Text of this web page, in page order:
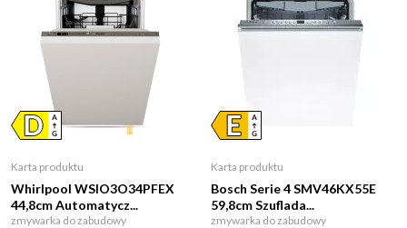
Karta produktu
Whirlpool WSIO3O34PFEX
44,8cm Automatycz...
zmywarka do zabudowy
Karta produktu
Bosch Serie 4 SMV46KX55E
59,8cm Szuflada...
zmywarka do zabudowy